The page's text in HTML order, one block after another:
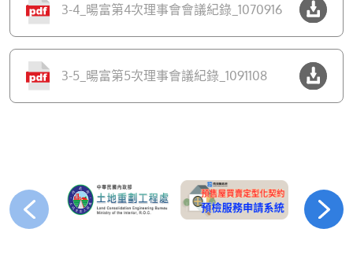
3-4_暘富第4次理事會會議紀錄_1070916
3-5_暘富第5次理事會議紀錄_1091108